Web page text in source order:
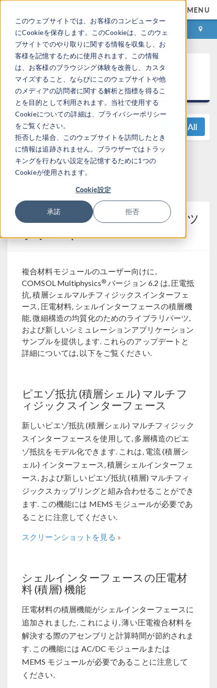
このウェブサイトでは、お客様のコンピューター
にCookieを保存します。このCookieは、このウェ
ブサイトでのやり取りに関する情報を収集し、お
客様を記憶するために使用されます。この情報
は、お客様のブラウジング体験を改善し、カスタ
マイズすること、ならびにこのウェブサイトや他
のメディアの訪問者に関する解析と指標を得るこ
とを目的として利用されます。当社で使用する
Cookieについての詳細は、プライバシーポリシー
をご覧ください。
拒否した場合、このウェブサイトを訪問したとき
に情報は追跡されません。ブラウザーではトラッ
キングを行わない設定を記憶するために1つの
Cookieが使用されます。
Cookie設定
承諾 拒否
MENU
ログイン お問い合わせ
COMSOL Multiphysics ®6.2 リ
リースハイライト
View All
ご質問はこちらまで:
support@comsol.com
複合材料モジュールのアッ
プデート
複合材料モジュールのユーザー向けに,
COMSOL Multiphysics® バージョン 6.2 は, 圧電抵
抗, 積層シェルマルチフィジックスインターフェ
ース, 圧電材料, シェルインターフェースの積層機
能, 微細構造の均質化のためのライブラリパーツ,
および新しいシミュレーションアプリケーション
サンプルを提供します. これらのアップデートと
詳細については, 以下をご覧ください.
ピエゾ抵抗 (積層シェル) マルチフ
ィジックスインターフェース
新しいピエゾ抵抗 (積層シェル) マルチフィジック
スインターフェースを使用して, 多層構造のピエ
ゾ抵抗をモデル化できます. これは, 電流 (積層シ
ェル) インターフェース, 積層シェルインターフェ
ース, および新しいピエゾ抵抗 (積層) マルチフィ
ジックスカップリングと組み合わせることができ
ます. この機能には MEMS モジュールが必要であ
ることに注意してください.
スクリーンショットを見る
シェルインターフェースの圧電材
料 (積層) 機能
圧電材料の積層機能がシェルインターフェースに
追加されました. これにより, 薄い圧電複合材料を
解決する際のアセンブリと計算時間が節約されま
す. この機能には AC/DC モジュールまたは
MEMS モジュールが必要であることに注意して
ください.